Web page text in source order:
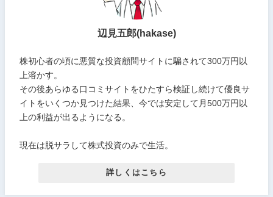
辺見五郎(hakase)
株初心者の頃に悪質な投資顧問サイトに騙されて300万円以
上溶かす。
その後あらゆる口コミサイトをひたすら検証し続けて優良サ
イトをいくつか見つけた結果、今では安定して月500万円以
上の利益が出るようになる。
現在は脱サラして株式投資のみで生活。
詳しくはこちら